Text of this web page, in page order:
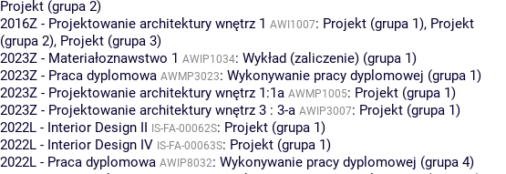
Projekt (grupa 2)
2016Z - Projektowanie architektury wnętrz 1 AWI1007: Projekt (grupa 1), Projekt
(grupa 2), Projekt (grupa 3)
2023Z - Materiałoznawstwo 1 AWIP1034: Wykład (zaliczenie) (grupa 1)
2023Z - Praca dyplomowa AWMP3023: Wykonywanie pracy dyplomowej (grupa 1)
2023Z - Projektowanie architektury wnętrz 1:1a AWMP1005: Projekt (grupa 1)
2023Z - Projektowanie architektury wnętrz 3 : 3-a AWIP3007: Projekt (grupa 1)
2022L - Interior Design II IS-FA-00062S: Projekt (grupa 1)
2022L - Interior Design IV IS-FA-00063S: Projekt (grupa 1)
2022L - Praca dyplomowa AWIP8032: Wykonywanie pracy dyplomowej (grupa 4)